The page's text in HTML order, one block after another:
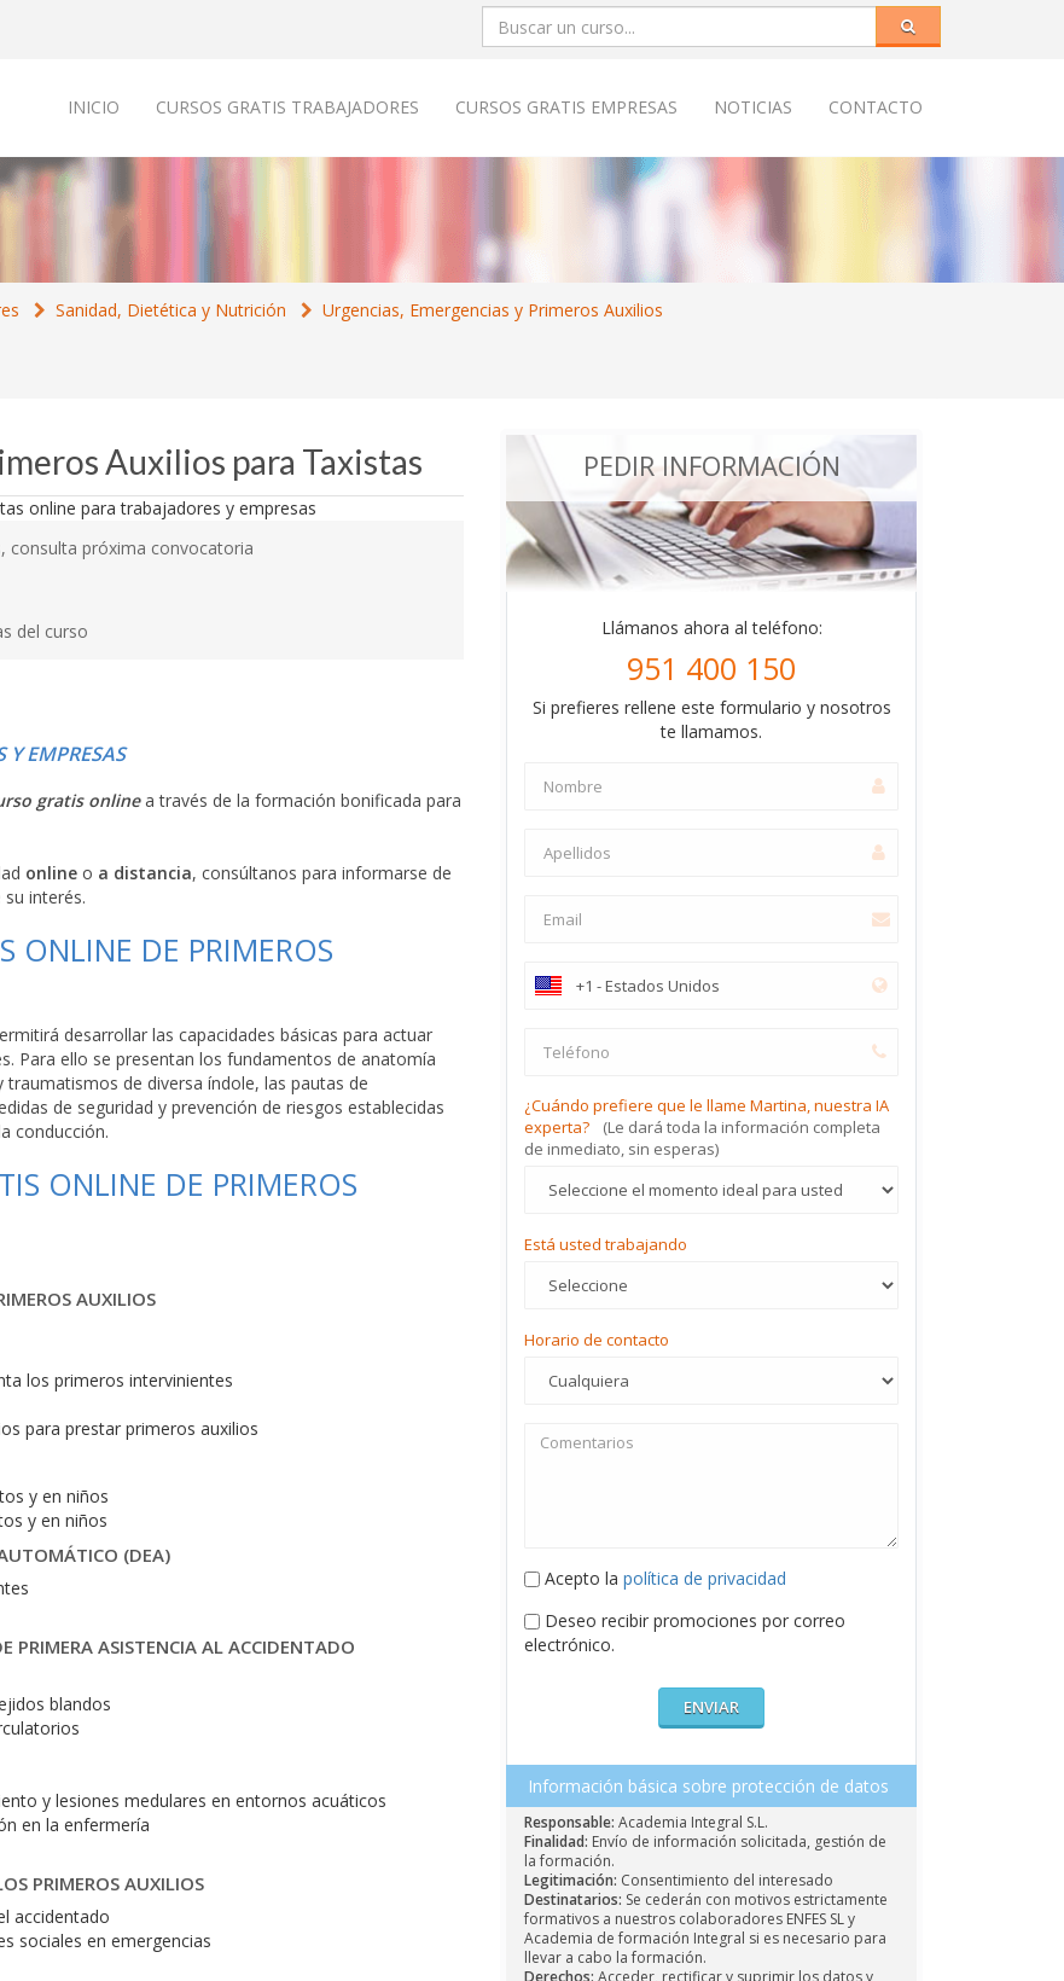
INICIO CURSOS GRATIS TRABAJADORES CURSOS GRATIS EMPRESAS NOTICIAS CONTACTO
Sanidad, Dietética y Nutrición Urgencias, Emergencias y Primeros Auxilios
Auxilios para Taxistas
consulta próxima convocatoria
del curso
Y EMPRESAS
gratis onlinea través de la formación bonificada para
online o a distancia, consúltanos para informarse de
su interés.
ONLINE DE PRIMEROS
desarrollar las capacidades básicas para actuar
Para ello se presentan los fundamentos de anatomía
de diversa índole, las pautas de
de seguridad y prevención de riesgos establecidas
conducción.
ONLINE DE PRIMEROS
AUXILIOS
los primeros intervinientes
para prestar primeros auxilios
y en niños
y en niños
(DEA)
PRIMERA ASISTENCIA AL ACCIDENTADO
blandos
y lesiones medulares en entornos acuáticos
en la enfermería
PRIMEROS AUXILIOS
accidentado
sociales en emergencias
PEDIR INFORMACIÓN
Llámanos ahora al teléfono:
951 400 150
Si prefieres rellene este formulario y nosotros
te llamamos.
¿Cuándo prefiere que le llame Martina, nuestra IA
experta?
(Le dará toda la información completa
de inmediato, sin esperas)
Está usted trabajando
Horario de contacto
Acepto la política de privacidad
Deseo recibir promociones por correo
electrónico.
Información básica sobre protección de datos
Responsable: Academia Integral S.L.
Finalidad: Envío de información solicitada, gestión de
la formación.
Legitimación: Consentimiento del interesado
Destinatarios: Se cederán con motivos estrictamente
formativos a nuestros colaboradores ENFES SL y
Academia de formación Integral si es necesario para
llevar a cabo la formación.
Derechos: Acceder, rectificar y suprimir los datos y